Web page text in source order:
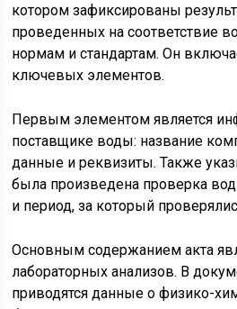
котором зафиксированы
проведенных на соответствие
нормам и стандартам. Он
ключевых элементов.
Первым элементом является
поставщике воды: название
данные и реквизиты. Также
была произведена проверка
и период, за который
Основным содержанием акта
лабораторных анализов. В
приводятся данные о физико-